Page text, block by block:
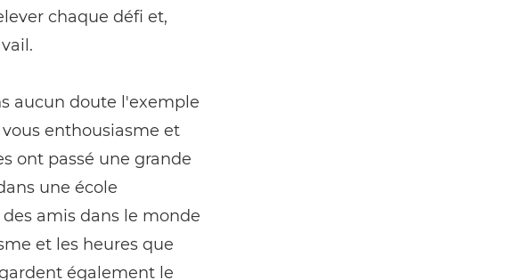
chaque défi et,
aucun doute l'exemple
enthousiasme et
ont passé une grande
une école
amis dans le monde
et les heures que
également le